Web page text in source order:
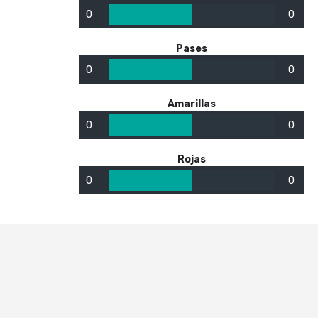
0 0
Pases
0 0
Amarillas
0 0
Rojas
0 0